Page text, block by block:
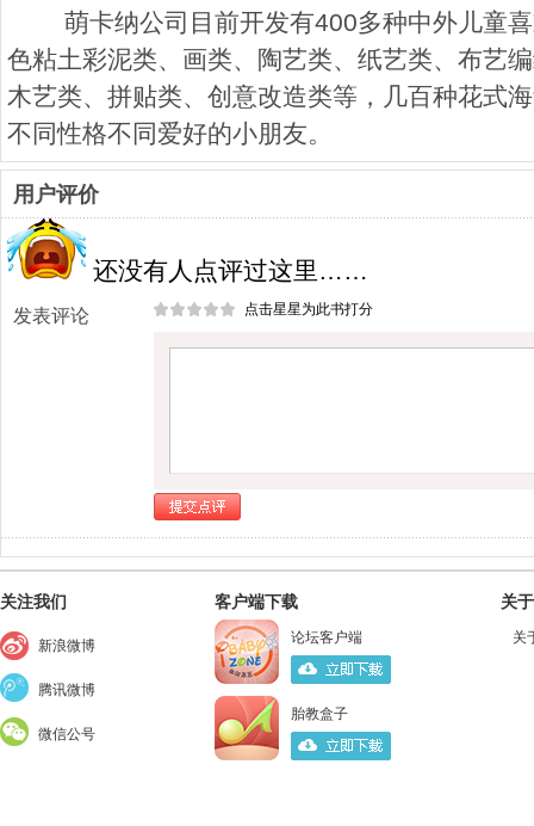
萌卡纳公司目前开发有400多种中外儿童
色粘土彩泥类、画类、陶艺类、纸艺类、布艺
木艺类、拼贴类、创意改造类等，几百种花式
不同性格不同爱好的小朋友。
用户评价
还没有人点评过这里……
发表评论 点击星星为此书打分
关注我们
新浪微博
腾讯微博
微信公号
客户端下载
论坛客户端
胎教盒子
关
关